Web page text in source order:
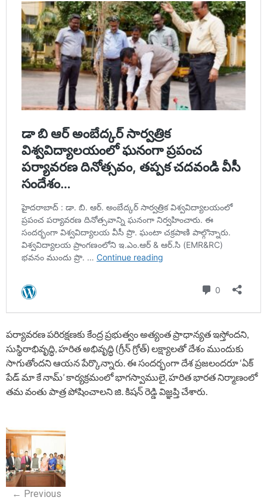
పర్యావరణ పరిరక్షణకు కేంద్ర ప్రభుత్వం అత్యంత ప్రాధాన్యత ఇస్తోందని,
సుస్థిరాభివృద్ధి, హరిత అభివృద్ధి (గ్రీన్ గ్రోత్) లక్ష్యాలతో దేశం ముందుకు
సాగుతోందని ఆయన పేర్కొన్నారు. ఈ సందర్భంగా దేశ ప్రజలందరూ ‘ఏక్
పేడ్ మా కే నామ్’ కార్యక్రమంలో భాగస్వాములై, హరిత భారత నిర్మాణంలో
తమ వంతు పాత్ర పోషించాలని జి. కిషన్ రెడ్డి విజ్ఞప్తి చేశారు.
P
o
s
← Previous